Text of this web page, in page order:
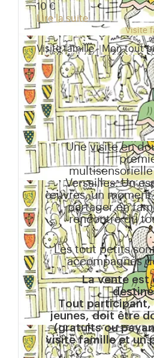
10 €
Lire la suite
Visite
Visite famille - Mon tout
Une visite en
Versailles. Un
œuvres, un
partager en
rencontre du
Les tout petits
accompagnés
La vente est
Tout participant,
jeunes, doit être
(gratuits ou
visite famille et un